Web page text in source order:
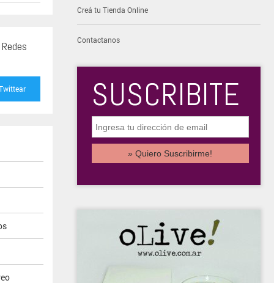
Creá tu Tienda Online
Contactanos
SUSCRIBITE